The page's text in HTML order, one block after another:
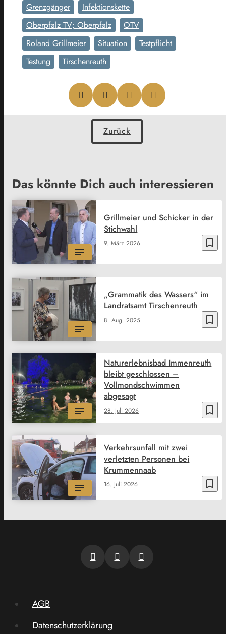
Grenzgänger
Infektionskette
Oberpfalz TV; Oberpfalz
OTV
Roland Grillmeier
Situation
Testpflicht
Testung
Tirschenreuth
Zurück
Das könnte Dich auch interessieren
bookmark_border
9. März 2026
Grillmeier und Schicker in der
Stichwahl
bookmark_border
8. Aug. 2025
„Grammatik des Wassers“ im
Landratsamt Tirschenreuth
bookmark_border
28. Juli 2026
Naturerlebnisbad Immenreuth
bleibt geschlossen –
Vollmondschwimmen
abgesagt
bookmark_border
16. Juli 2026
Verkehrsunfall mit zwei
verletzten Personen bei
Krummennaab
AGB
Datenschutzerklärung